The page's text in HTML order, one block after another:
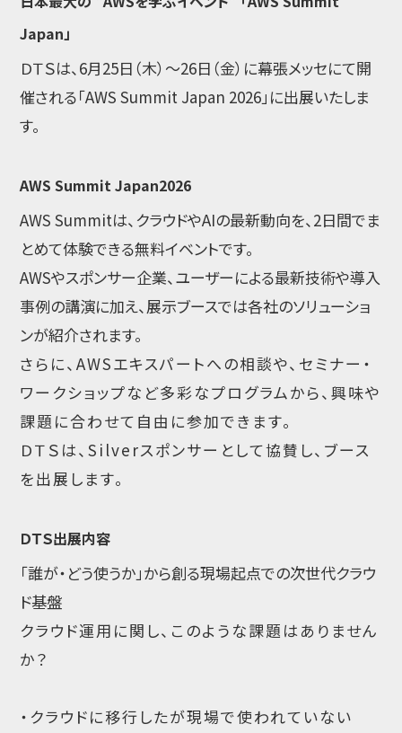
Japan」
ＤＴＳは、6月25日（木）～26日（金）に幕張メッセにて開
催される「AWS Summit Japan 2026」に出展いたしま
す。
AWS Summit Japan2026
AWS Summitは、クラウドやAIの最新動向を、2日間でま
とめて体験できる無料イベントです。
AWSやスポンサー企業、ユーザーによる最新技術や導入
事例の講演に加え、展示ブースでは各社のソリューショ
ンが紹介されます。
さらに、AWSエキスパートへの相談や、セミナー・
ワークショップなど多彩なプログラムから、興味や
課題に合わせて自由に参加できます。
ＤＴＳは、Silverスポンサーとして協賛し、ブース
を出展します。
ＤＴＳ出展内容
「誰が・どう使うか」から創る現場起点での次世代クラウ
ド基盤
クラウド運用に関し、このような課題はありません
か？
・クラウドに移行したが現場で使われていない